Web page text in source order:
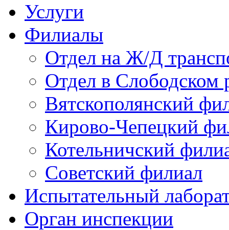
Услуги
Филиалы
Отдел на Ж/Д
Отдел в Слободском
Вятскополянский
Кирово-Чепецкий
Котельничский
Советский филиал
Испытательный
Орган инспекции